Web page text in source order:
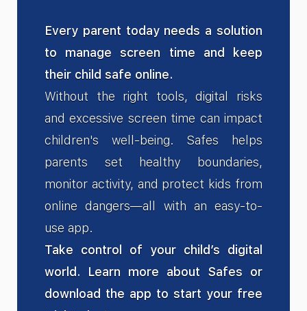
Every parent today needs a solution
to manage screen time and keep
their child safe online.
Without the right tools, digital risks
and excessive screen time can impact
children's well-being. Safes helps
parents set healthy boundaries,
monitor activity, and protect kids from
online dangers—all with an easy-to-
use app.
Take control of your child’s digital
world. Learn more about Safes or
download the app to start your free